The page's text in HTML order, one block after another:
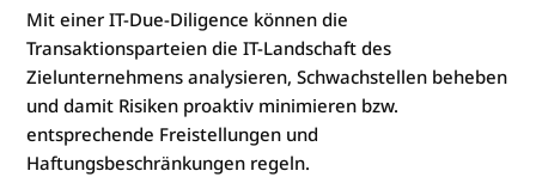
Mit einer IT-Due-Diligence können die
Transaktionsparteien die IT-Landschaft des
Zielunternehmens analysieren, Schwachstellen beheben
und damit Risiken proaktiv minimieren bzw.
entsprechende Freistellungen und
Haftungsbeschränkungen regeln.